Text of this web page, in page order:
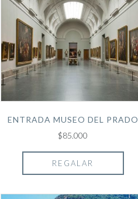
ENTRADA MUSEO DEL PRADO
$85.000
REGALAR